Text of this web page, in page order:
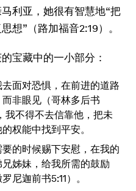
利亚，她很有智慧地“把
想”（路加福音2:19）。
宝藏中的一小部分：
面对恐惧，在前进的道路
而非眼见（哥林多后书
我不得不去信靠他，把未
权能中找到平安。
的时候赐下安慰，在我的
姊妹，给我所需的鼓励
尼迦前书5:11）。